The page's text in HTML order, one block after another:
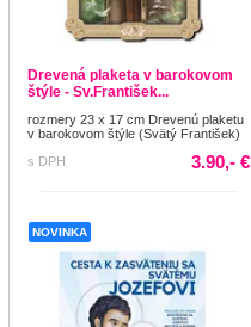
Drevená plaketa v barokovom
štýle - Sv.František...
rozmery 23 x 17 cm Drevenú plaketu
v barokovom štýle (Svätý František)
s DPH
3.90,- €
NOVINKA